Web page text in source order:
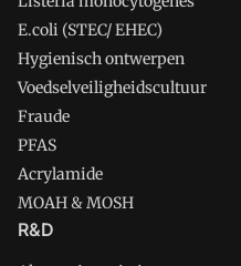
E.coli (STEC/ EHEC)
Hygienisch ontwerpen
Voedselveiligheidscultuur
Fraude
PFAS
Acrylamide
MOAH & MOSH
R&D